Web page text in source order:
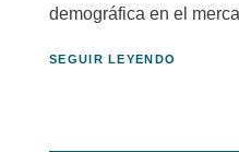
demográfica en el
SEGUIR LEYENDO